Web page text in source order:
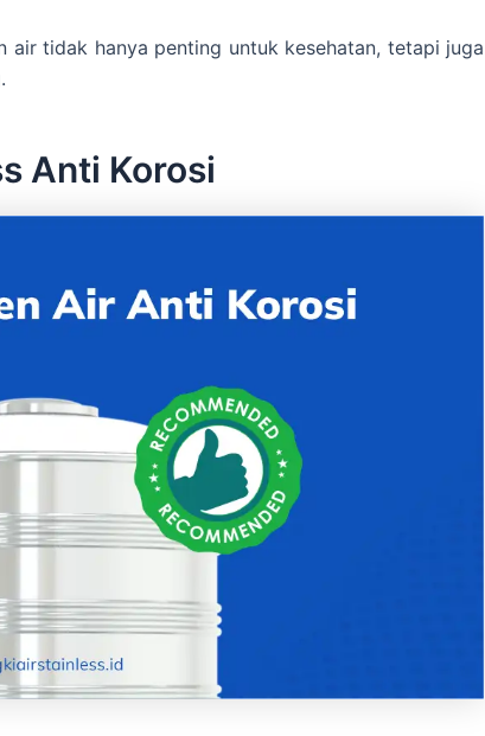
air tidak hanya penting untuk kesehatan, tetapi juga
Anti Korosi